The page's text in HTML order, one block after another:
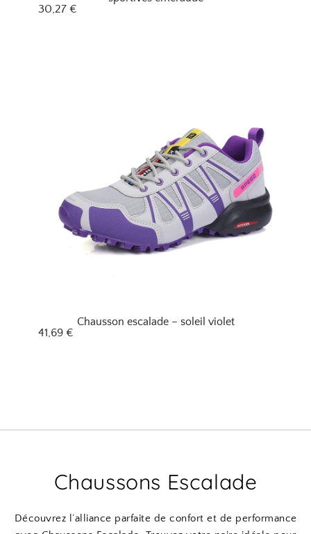
30,27 €
Chausson escalade – soleil violet
41,69 €
Chaussons Escalade
Découvrez l’alliance parfaite de confort et de performance